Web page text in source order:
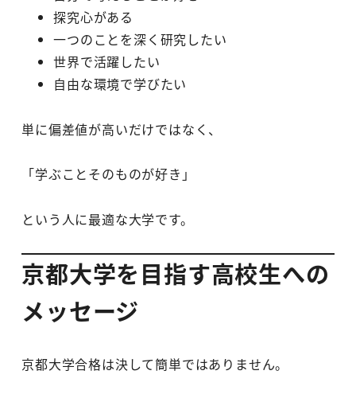
探究心がある
一つのことを深く研究したい
世界で活躍したい
自由な環境で学びたい
単に偏差値が高いだけではなく、
「学ぶことそのものが好き」
という人に最適な大学です。
京都大学を目指す高校生への
メッセージ
京都大学合格は決して簡単ではありません。